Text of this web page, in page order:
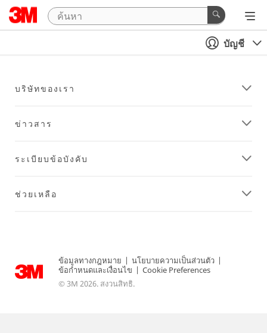
บัญชี
บริษัทของเรา
ข่าวสาร
ระเบียบข้อบังคับ
ช่วยเหลือ
ข้อมูลทางกฎหมาย | นโยบายความเป็นส่วนตัว |
ข้อกำหนดและเงื่อนไข | Cookie Preferences
© 3M 2026. สงวนสิทธิ.